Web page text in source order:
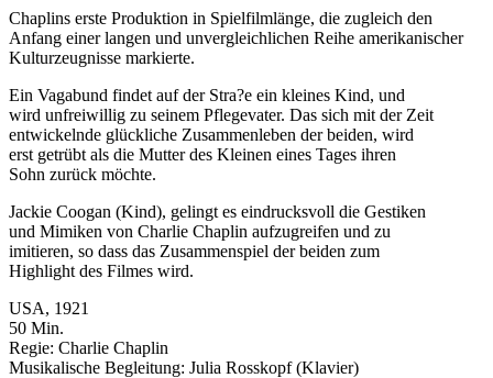
Chaplins erste Produktion in Spielfilmlänge, die zugleich den
Anfang einer langen und unvergleichlichen Reihe amerikanischer
Kulturzeugnisse markierte.
Ein Vagabund findet auf der Stra?e ein kleines Kind, und
wird unfreiwillig zu seinem Pflegevater. Das sich mit der Zeit
entwickelnde glückliche Zusammenleben der beiden, wird
erst getrübt als die Mutter des Kleinen eines Tages ihren
Sohn zurück möchte.
Jackie Coogan (Kind), gelingt es eindrucksvoll die Gestiken
und Mimiken von Charlie Chaplin aufzugreifen und zu
imitieren, so dass das Zusammenspiel der beiden zum
Highlight des Filmes wird.
USA, 1921
50 Min.
Regie: Charlie Chaplin
Musikalische Begleitung: Julia Rosskopf (Klavier)